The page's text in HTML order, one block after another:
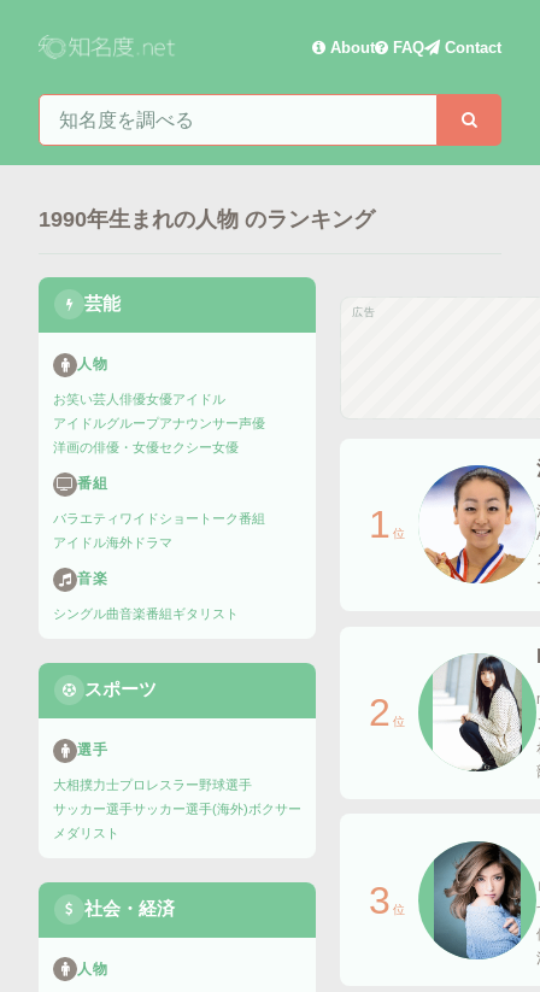
About FAQ Contact
知名度を検索
1990年生まれの人物 のランキング
芸能
人物
お笑い芸人 俳優女優アイドル
アイドルグループアナウンサー声優
洋画の俳優・女優セクシー女優
番組
バラエティ ワイドショー トーク番組
アイドル海外ドラマ
音楽
シングル曲音楽番組ギタリスト
スポーツ
選手
大相撲力士プロレスラー野球選手
サッカー選手サッカー選手(海外)ボクサー
メダリスト
社会・経済
人物
広告
1 位
2 位
3 位